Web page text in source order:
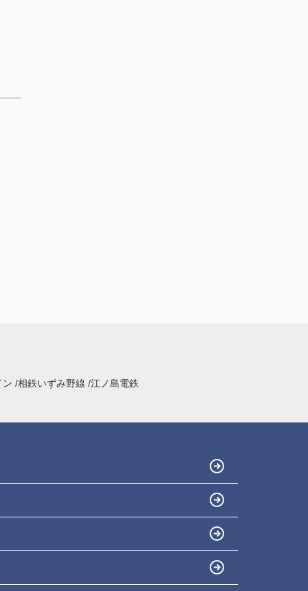
ン 相鉄いずみ野線 江ノ島電鉄